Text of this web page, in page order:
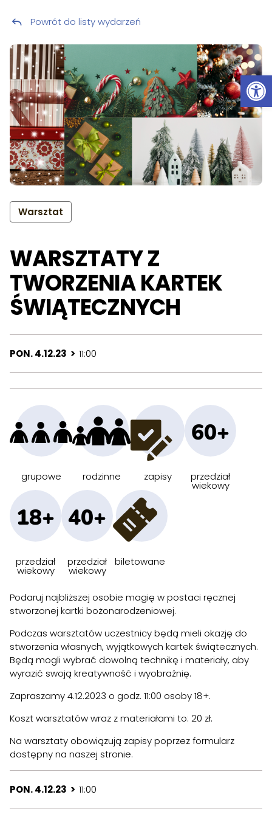
Przeskocz do treści
Warsztat
WARSZTATY Z
TWORZENIA KARTEK
ŚWIĄTECZNYCH
PON. 4.12.23 > 11:00
grupowe rodzinne zapisy
60+
przedział
wiekowy
18+
przedział
wiekowy
40+
przedział
wiekowy
biletowane
Powrót do listy wydarzeń
Podaruj najbliższej osobie magię w postaci ręcznej
stworzonej kartki bożonarodzeniowej.
Podczas warsztatów uczestnicy będą mieli okazję do
stworzenia własnych, wyjątkowych kartek świątecznych.
Będą mogli wybrać dowolną technikę i materiały, aby
wyrazić swoją kreatywność i wyobraźnię.
Zapraszamy 4.12.2023 o godz. 11:00 osoby 18+.
Koszt warsztatów wraz z materiałami to: 20 zł.
Na warsztaty obowiązują zapisy poprzez formularz
dostępny na naszej stronie.
PON. 4.12.23 > 11:00